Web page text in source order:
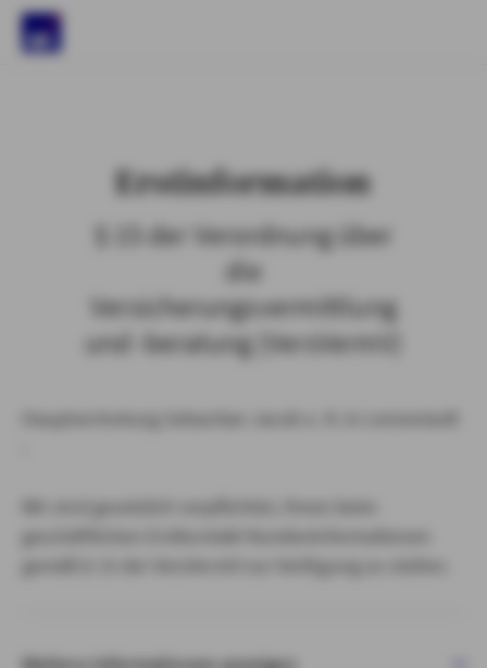
Erstinformation
§ 15 der Verordnung über
die
Versicherungsvermittlung
und -beratung (VersVermV)